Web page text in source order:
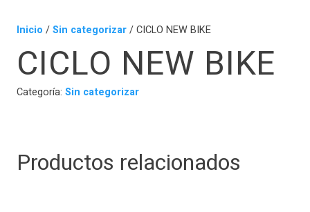
Inicio /Sin categorizar/ CICLO NEW BIKE
CICLO NEW BIKE
Categoría: Sin categorizar
Productos relacionados